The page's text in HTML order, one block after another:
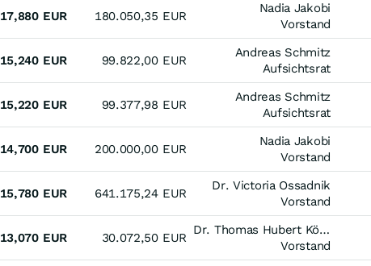
17,880 EUR 180.050,35 EUR
Nadia Jakobi
Vorstand
15,240 EUR 99.822,00 EUR
Andreas Schmitz
Aufsichtsrat
15,220 EUR 99.377,98 EUR
Andreas Schmitz
Aufsichtsrat
14,700 EUR 200.000,00 EUR
Nadia Jakobi
Vorstand
15,780 EUR 641.175,24 EUR
Dr. Victoria Ossadnik
Vorstand
13,070 EUR 30.072,50 EUR
Dr. Thomas Hubert König
Vorstand